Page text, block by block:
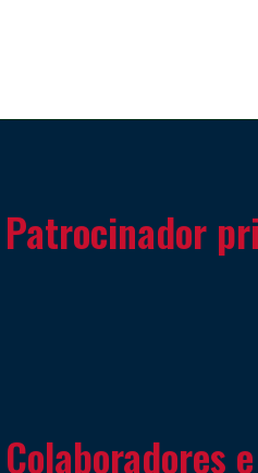
Patrocinador
Colaboradores